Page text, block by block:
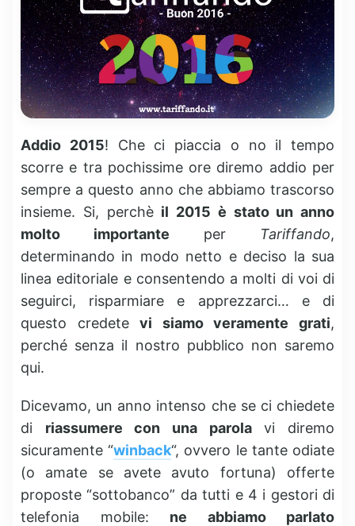
Addio 2015! Che ci piaccia o no il tempo
scorre e tra pochissime ore diremo addio per
sempre a questo anno che abbiamo trascorso
insieme. Si, perchè il 2015 è stato un anno
molto importante per Tariffando,
determinando in modo netto e deciso la sua
linea editoriale e consentendo a molti di voi di
seguirci, risparmiare e apprezzarci… e di
questo credetevi siamo veramente grati,
perché senza il nostro pubblico non saremo
qui.
Dicevamo, un anno intenso che se ci chiedete
di riassumere con una parolavi diremo
sicuramente “winback“, ovvero le tante odiate
(o amate se avete avuto fortuna) offerte
proposte “sottobanco” da tutti e 4 i gestori di
telefonia mobile: ne abbiamo parlato